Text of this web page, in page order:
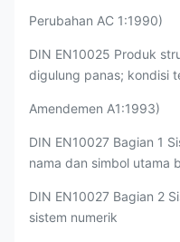
Perubahan AC 1:1990)
DIN EN10025 Produk
digulung panas; kondisi
Amendemen A1:1993)
DIN EN10027 Bagian 1
nama dan simbol utama
DIN EN10027 Bagian 2
sistem numerik